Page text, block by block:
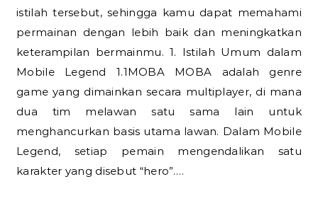
istilah tersebut, sehingga kamu dapat memahami
permainan dengan lebih baik dan meningkatkan
keterampilan bermainmu. 1. Istilah Umum dalam
Mobile Legend 1.1MOBA MOBA adalah genre
game yang dimainkan secara multiplayer, di mana
dua tim melawan satu sama lain untuk
menghancurkan basis utama lawan. Dalam Mobile
Legend, setiap pemain mengendalikan satu
karakter yang disebut “hero”.…